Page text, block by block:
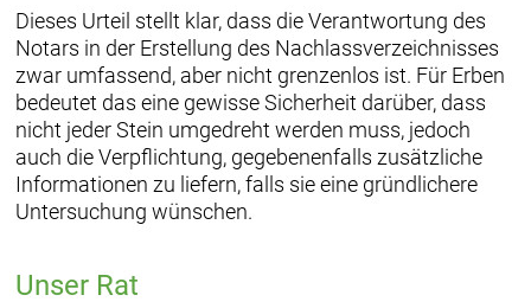
Dieses Urteil stellt klar, dass die Verantwortung des
Notars in der Erstellung des Nachlassverzeichnisses
zwar umfassend, aber nicht grenzenlos ist. Für Erben
bedeutet das eine gewisse Sicherheit darüber, dass
nicht jeder Stein umgedreht werden muss, jedoch
auch die Verpflichtung, gegebenenfalls zusätzliche
Informationen zu liefern, falls sie eine gründlichere
Untersuchung wünschen.
Unser Rat